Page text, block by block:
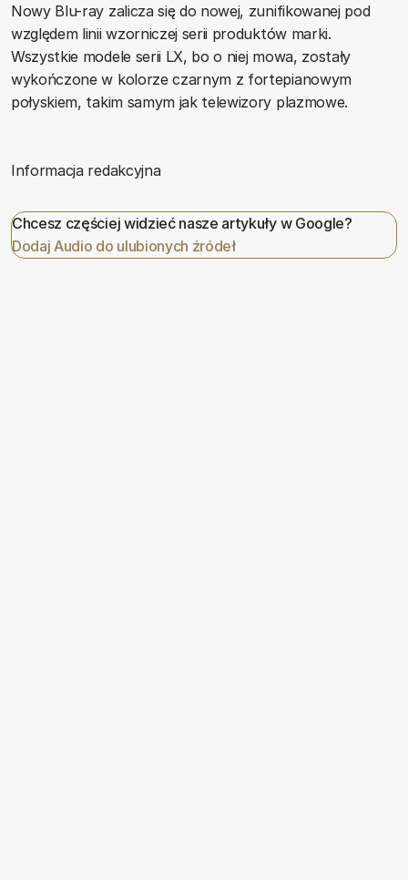
Nowy Blu-ray zalicza się do nowej, zunifikowanej pod
względem linii wzorniczej serii produktów marki.
Wszystkie modele serii LX, bo o niej mowa, zostały
wykończone w kolorze czarnym z fortepianowym
połyskiem, takim samym jak telewizory plazmowe.
Informacja redakcyjna
Chcesz częściej widzieć nasze artykuły w Google?
Dodaj Audio do ulubionych źródeł